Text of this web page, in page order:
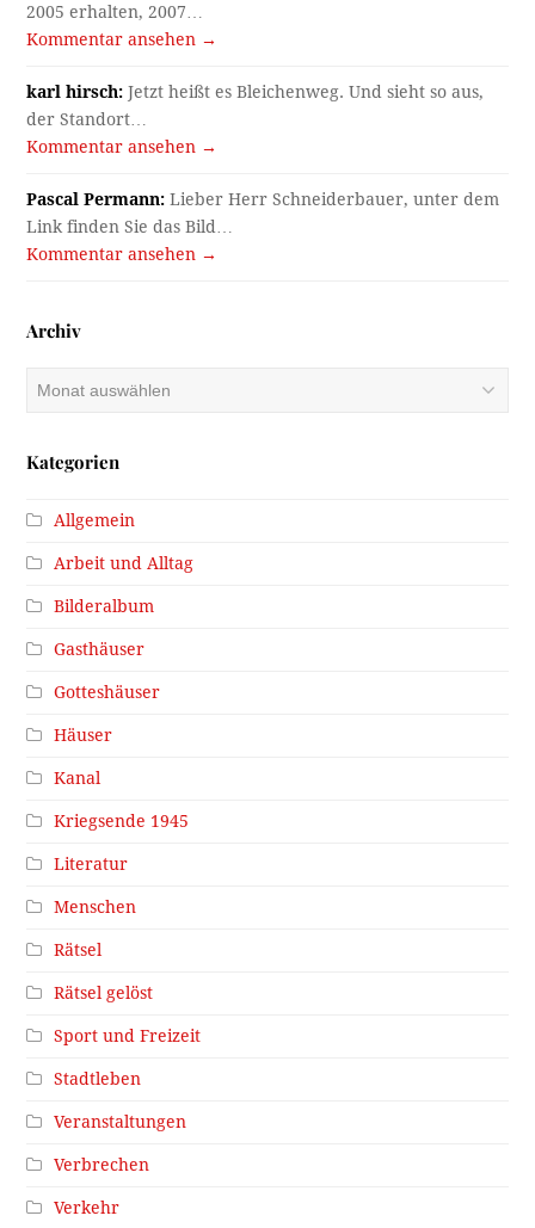
2005 erhalten, 2007…
Kommentar ansehen →
karl hirsch: Jetzt heißt es Bleichenweg. Und sieht so aus,
der Standort…
Kommentar ansehen →
Pascal Permann: Lieber Herr Schneiderbauer, unter dem
Link finden Sie das Bild…
Kommentar ansehen →
Archiv
Kategorien
Allgemein
Arbeit und Alltag
Bilderalbum
Gasthäuser
Gotteshäuser
Häuser
Kanal
Kriegsende 1945
Literatur
Menschen
Rätsel
Rätsel gelöst
Sport und Freizeit
Stadtleben
Veranstaltungen
Verbrechen
Verkehr